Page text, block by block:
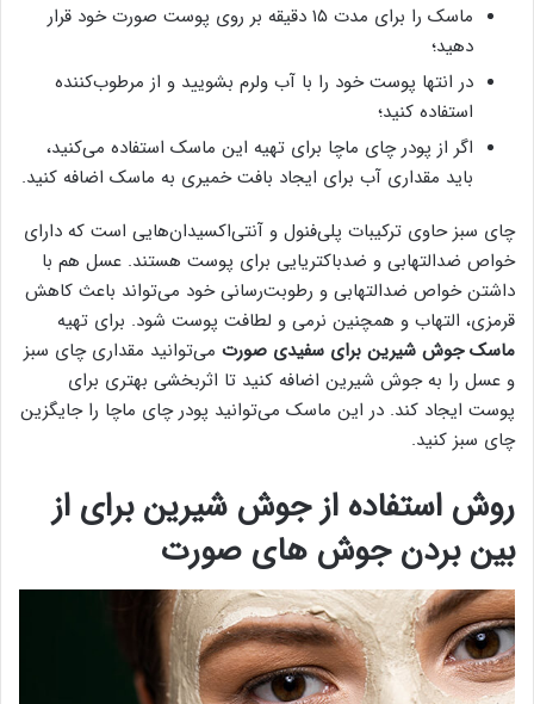
ماسک را برای مدت ۱۵ دقیقه بر روی پوست صورت خود قرار
دهید؛
در انتها پوست خود را با آب ولرم بشویید و از مرطوب‌کننده
استفاده کنید؛
اگر از پودر چای ماچا برای تهیه این ماسک استفاده می‌کنید،
باید مقداری آب برای ایجاد بافت خمیری به ماسک اضافه کنید.
چای سبز حاوی ترکیبات پلی‌فنول و آنتی‌اکسیدان‌هایی است که دارای
خواص ضدالتهابی و ضدباکتریایی برای پوست هستند. عسل هم با
داشتن خواص ضدالتهابی و رطوبت‌رسانی خود می‌تواند باعث کاهش
قرمزی، التهاب و همچنین نرمی و لطافت پوست شود. برای تهیه
ماسک جوش شیرین برای سفیدی صورت می‌توانید مقداری چای سبز
و عسل را به جوش شیرین اضافه کنید تا اثربخشی بهتری برای
پوست ایجاد کند. در این ماسک می‌توانید پودر چای ماچا را جایگزین
چای سبز کنید.
روش استفاده از جوش شیرین برای از
بین بردن جوش های صورت